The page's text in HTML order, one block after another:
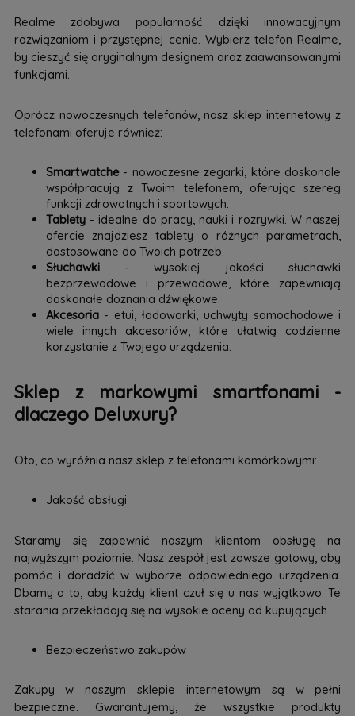
Realme zdobywa popularność dzięki innowacyjnym
rozwiązaniom i przystępnej cenie. Wybierz telefon Realme,
by cieszyć się oryginalnym designem oraz zaawansowanymi
funkcjami.
Oprócz nowoczesnych telefonów, nasz sklep internetowy z
telefonami oferuje również:
Smartwatche- nowoczesne zegarki, które doskonale
współpracują z Twoim telefonem, oferując szereg
funkcji zdrowotnych i sportowych.
Tablety- idealne do pracy, nauki i rozrywki. W naszej
ofercie znajdziesz tablety o różnych parametrach,
dostosowane do Twoich potrzeb.
Słuchawki- wysokiej jakości słuchawki
bezprzewodowe i przewodowe, które zapewniają
doskonałe doznania dźwiękowe.
Akcesoria- etui, ładowarki, uchwyty samochodowe i
wiele innych akcesoriów, które ułatwią codzienne
korzystanie z Twojego urządzenia.
Sklep z markowymi smartfonami -
dlaczego Deluxury?
Oto, co wyróżnia nasz sklep z telefonami komórkowymi:
Jakość obsługi
Staramy się zapewnić naszym klientom obsługę na
najwyższym poziomie. Nasz zespół jest zawsze gotowy, aby
pomóc i doradzić w wyborze odpowiedniego urządzenia.
Dbamy o to, aby każdy klient czuł się u nas wyjątkowo. Te
starania przekładają się na wysokie oceny od kupujących.
Bezpieczeństwo zakupów
Zakupy w naszym sklepie internetowym są w pełni
bezpieczne. Gwarantujemy, że wszystkie produkty